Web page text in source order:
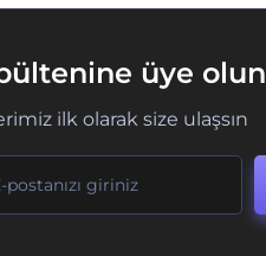
üye olun
ilk olarak size ulaşsın